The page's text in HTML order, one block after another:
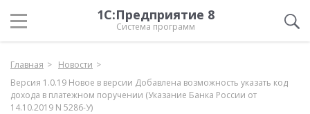
1С:Предприятие 8
Система программ
Главная
Новости
Версия 1.0.19 Новое в версии Добавлена возможность указать код
дохода в платежном поручении (Указание Банка России от
14.10.2019 N 5286-У)